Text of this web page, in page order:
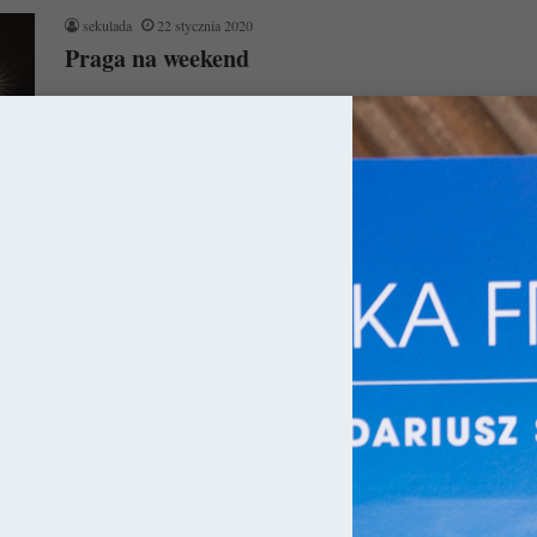
sekulada 22 stycznia 2020
Praga na weekend
Praga to miasto idealne zarówno na city break, jak i na dłuższy
pobyt. Naszpikowane jest ono jednak taką ilością zabytków,…